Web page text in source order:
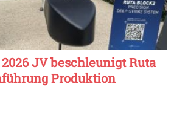
JV beschleunigt Ruta
Produktion